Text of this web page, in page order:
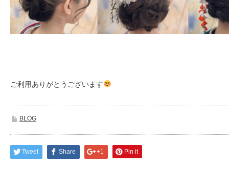
ご利用ありがとうございます
BLOG
Tweet Share +1 Pin it